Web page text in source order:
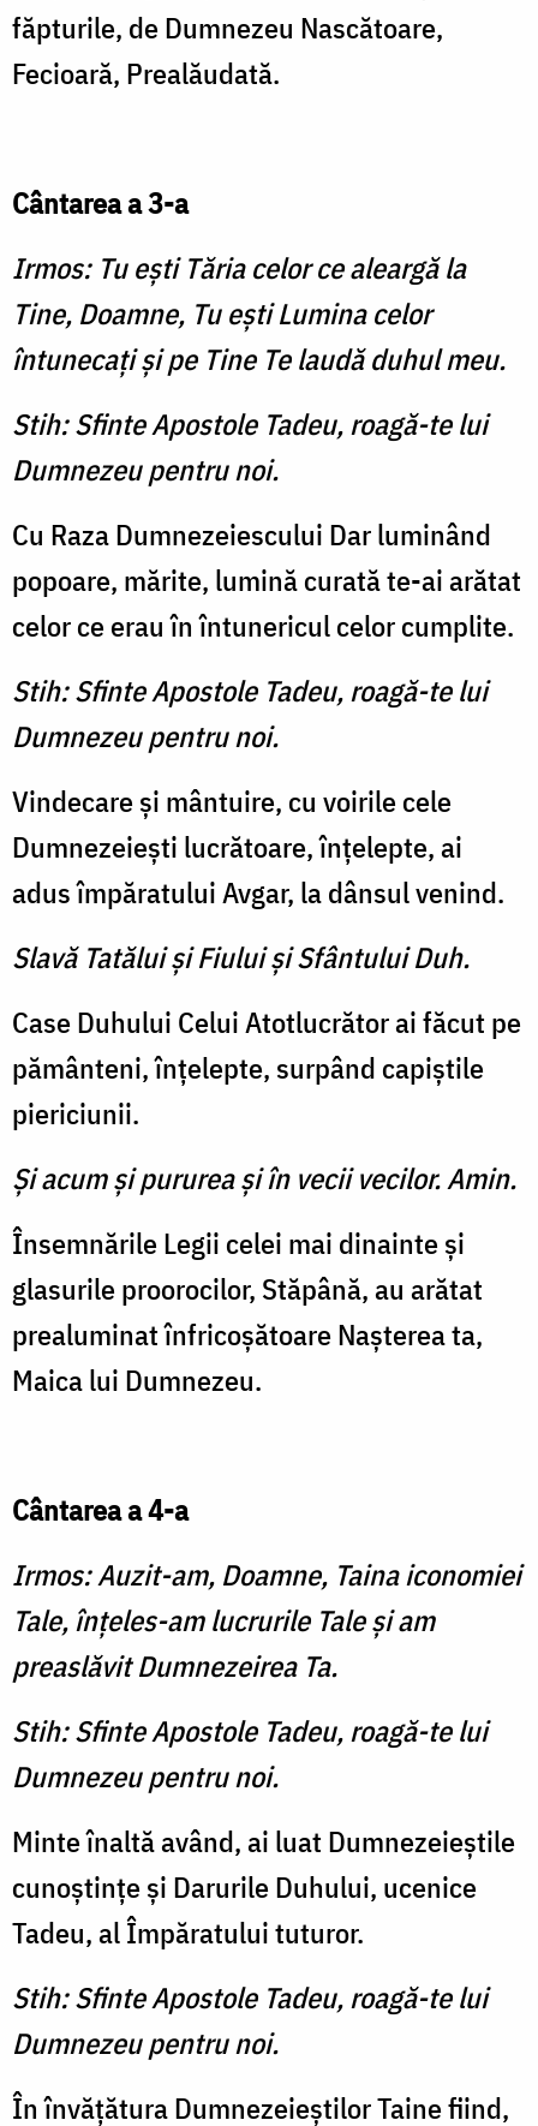
făpturile, de Dumnezeu Nascătoare,
Fecioară, Prealăudată.
Cântarea a 3-a
Irmos: Tu eşti Tăria celor ce aleargă la
Tine, Doamne, Tu eşti Lumina celor
întunecaţi şi pe Tine Te laudă duhul meu.
Stih: Sfinte Apostole Tadeu, roagă-te lui
Dumnezeu pentru noi.
Cu Raza Dumnezeiescului Dar luminând
popoare, mărite, lumină curată te-ai arătat
celor ce erau în întunericul celor cumplite.
Stih: Sfinte Apostole Tadeu, roagă-te lui
Dumnezeu pentru noi.
Vindecare şi mântuire, cu voirile cele
Dumnezeieşti lucrătoare, înţelepte, ai
adus împăratului Avgar, la dânsul venind.
Slavă Tatălui şi Fiului şi Sfântului Duh.
Case Duhului Celui Atotlucrător ai făcut pe
pământeni, înţelepte, surpând capiştile
piericiunii.
Şi acum şi pururea şi în vecii vecilor. Amin.
Însemnările Legii celei mai dinainte şi
glasurile proorocilor, Stăpână, au arătat
prealuminat înfricoşătoare Naşterea ta,
Maica lui Dumnezeu.
Cântarea a 4-a
Irmos: Auzit-am, Doamne, Taina iconomiei
Tale, înţeles-am lucrurile Tale şi am
preaslăvit Dumnezeirea Ta.
Stih: Sfinte Apostole Tadeu, roagă-te lui
Dumnezeu pentru noi.
Minte înaltă având, ai luat Dumnezeieştile
cunoştinţe şi Darurile Duhului, ucenice
Tadeu, al Împăratului tuturor.
Stih: Sfinte Apostole Tadeu, roagă-te lui
Dumnezeu pentru noi.
În învăţătura Dumnezeieştilor Taine fiind,